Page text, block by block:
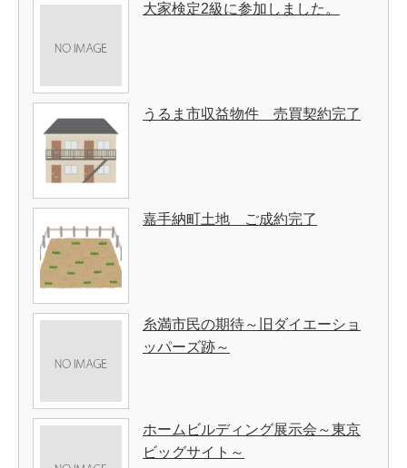
大家検定2級に参加しました。
うるま市収益物件 売買契約完了
嘉手納町土地 ご成約完了
糸満市民の期待～旧ダイエーショ
ッパーズ跡～
ホームビルディング展示会～東京
ビッグサイト～